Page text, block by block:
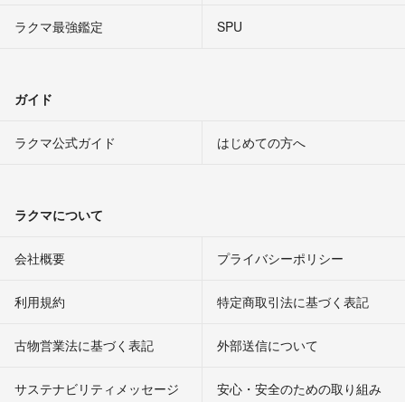
ラクマ最強鑑定
SPU
ガイド
ラクマ公式ガイド はじめての方へ
ラクマについて
会社概要 プライバシーポリシー
利用規約 特定商取引法に基づく表記
古物営業法に基づく表記 外部送信について
サステナビリティメッセージ 安心・安全のための取り組み